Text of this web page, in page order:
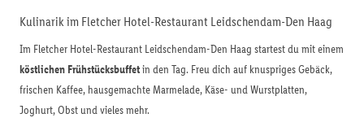
Kulinarik im Fletcher Hotel-Restaurant Leidschendam-Den Haag
Im Fletcher Hotel-Restaurant Leidschendam-Den Haag startest du mit einem
köstlichen Frühstücksbuffetin den Tag. Freu dich auf knuspriges Gebäck,
frischen Kaffee, hausgemachte Marmelade, Käse- und Wurstplatten,
Joghurt, Obst und vieles mehr.